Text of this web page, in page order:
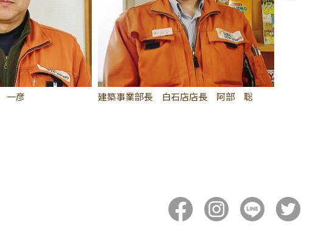
一彦 建築事業部長 白石店店長 阿部 聡